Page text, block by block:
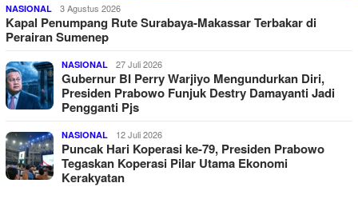
NASIONAL 3 Agustus 2026
Kapal Penumpang Rute Surabaya-Makassar Terbakar di
Perairan Sumenep
NASIONAL 27 Juli 2026
Gubernur BI Perry Warjiyo Mengundurkan Diri,
Presiden Prabowo Funjuk Destry Damayanti Jadi
Pengganti Pjs
NASIONAL 12 Juli 2026
Puncak Hari Koperasi ke-79, Presiden Prabowo
Tegaskan Koperasi Pilar Utama Ekonomi
Kerakyatan